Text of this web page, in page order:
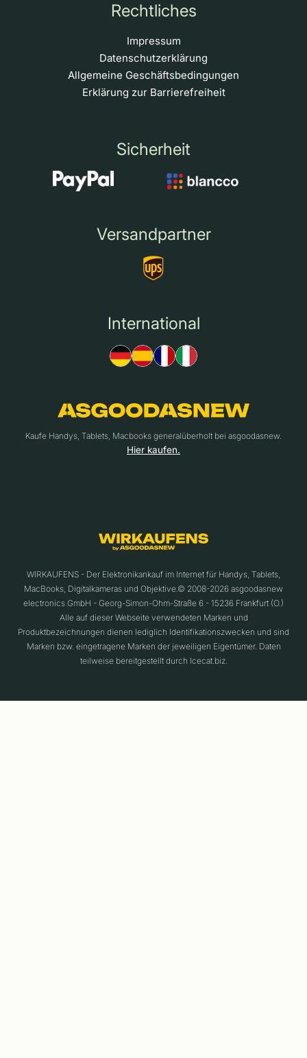
Rechtliches
Impressum
Datenschutzerklärung
Allgemeine Geschäftsbedingungen
Erklärung zur Barrierefreiheit
Sicherheit
Versandpartner
International
Kaufe Handys, Tablets, Macbooks generalüberholt bei asgoodasnew.
Hier kaufen.
WIRKAUFENS - Der Elektronikankauf im Internet für Handys, Tablets,
MacBooks, Digitalkameras und Objektive.© 2008-2026 asgoodasnew
electronics GmbH - Georg-Simon-Ohm-Straße 6 - 15236 Frankfurt (O.)
Alle auf dieser Webseite verwendeten Marken und
Produktbezeichnungen dienen lediglich Identifikationszwecken und sind
Marken bzw. eingetragene Marken der jeweiligen Eigentümer. Daten
teilweise bereitgestellt durch Icecat.biz.